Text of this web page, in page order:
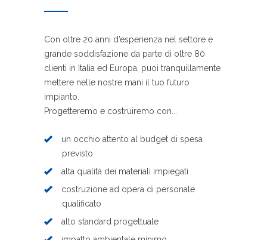
Con oltre 20 anni d’esperienza nel settore e
grande soddisfazione da parte di oltre 80
clienti in Italia ed Europa, puoi tranquillamente
mettere nelle nostre mani il tuo futuro
impianto.
Progetteremo e costruiremo con...
un occhio attento al budget di spesa
previsto
alta qualità dei materiali impiegati
costruzione ad opera di personale
qualificato
alto standard progettuale